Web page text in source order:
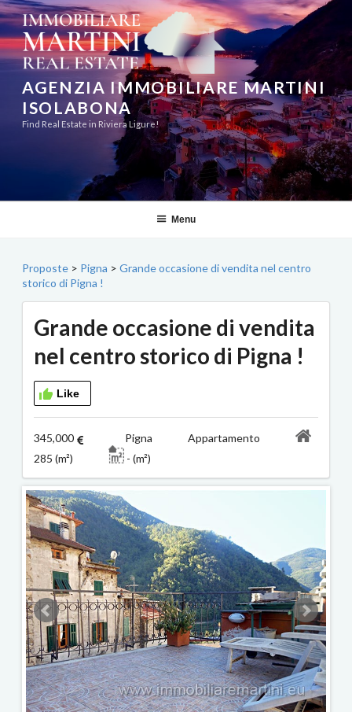
Salta
al
contenuto
AGENZIA IMMOBILIARE MARTINI
ISOLABONA
Find Real Estate in Riviera Ligure!
Menu
Proposte > Pigna > Grande occasione di vendita nel centro
storico di Pigna !
Grande occasione di vendita
nel centro storico di Pigna !
Like
345,000
Pigna Appartamento
285 (m²)
- (m²)